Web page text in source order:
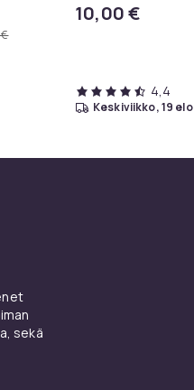
10,00 €
4,4
keskiviikko, 19 elo
sekä